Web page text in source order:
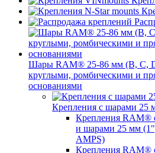
Шары RAM® 25-86 мм (B, C,
круглыми, ромбическими и
основаниями
Крепления с шарами 25
Крепления RAM®
и шарами 25 мм
AMPS)
Крепления RAM®